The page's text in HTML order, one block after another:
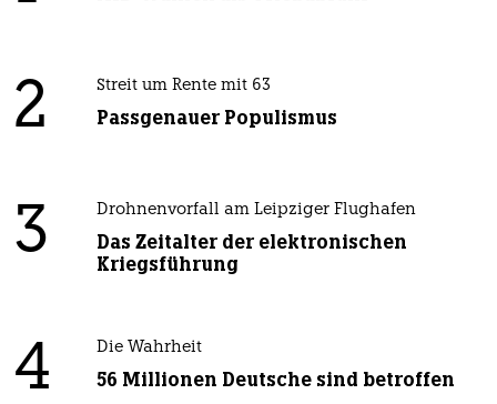
2 Streit um Rente mit 63
Passgenauer Populismus
3 Drohnenvorfall am Leipziger Flughafen
Das Zeitalter der elektronischen
Kriegsführung
4 Die Wahrheit
56 Millionen Deutsche sind betroffen